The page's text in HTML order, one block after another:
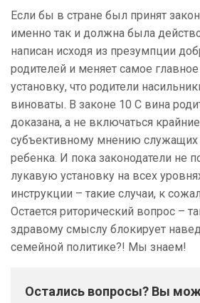
Если бы в стране был принят
именно так и должна была
написан исходя из презумпции
родителей и меняет самое
установку, что родители
виноваты. В законе 10 С вина
доказана, а не включаться
субъективному мнению
ребенка. И пока законодатели не
лукавую установку на всех
инструкции – такие случаи, к
Остается риторический вопрос –
здравому смыслу блокирует
семейной политике?! Мы знаем!
Остались вопросы? Вы